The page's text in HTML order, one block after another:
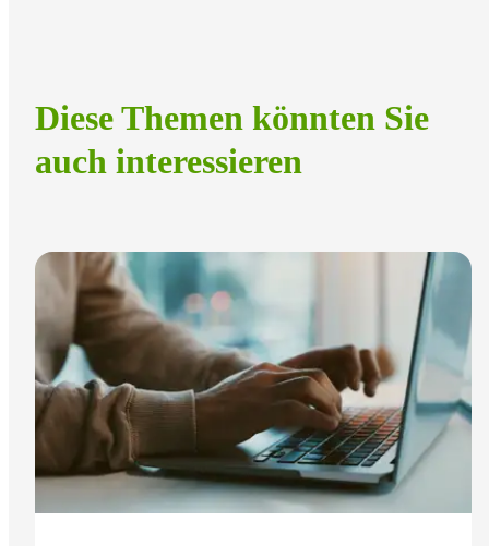
Diese Themen könnten Sie
auch interessieren